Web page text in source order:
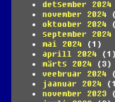
detsember 2024
november 2024
oktoober 2024
september 2024
mai 2024 (1)
aprill 2024 (1)
märts 2024 (3)
veebruar 2024
jaanuar 2024
november 2023